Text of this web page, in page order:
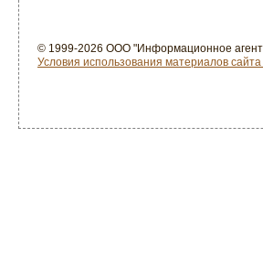
© 1999-2026 ООО "Информационное
Условия использования материалов